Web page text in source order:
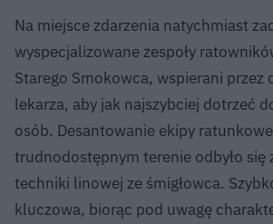
Na miejsce zdarzenia natychmiast
wyspecjalizowane zespoły
Starego Smokowca, wspierani przez
lekarza, aby jak najszybciej dotrzeć
osób. Desantowanie ekipy
trudnodostępnym terenie odbyło się
techniki linowej ze śmigłowca.
kluczowa, biorąc pod uwagę